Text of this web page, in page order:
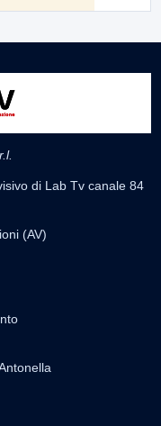
di Lab Tv canale 84
(AV)